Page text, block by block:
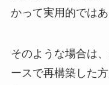
かって実用的ではあ
そのような場合は
ースで再構築した